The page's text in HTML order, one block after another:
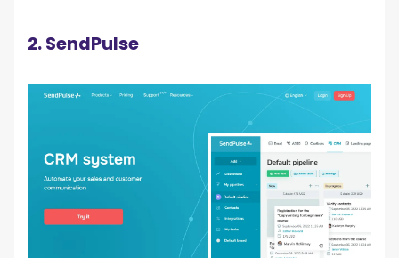
2. SendPulse